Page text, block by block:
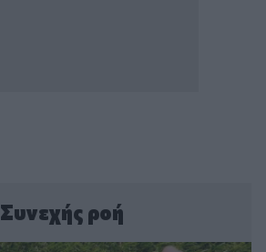
Συνεχής ροή